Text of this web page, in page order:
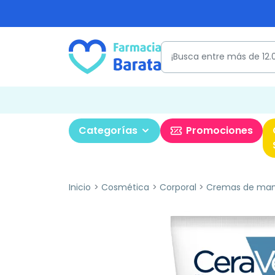
Categorías Promociones
Inicio Cosmética Corporal Cremas de